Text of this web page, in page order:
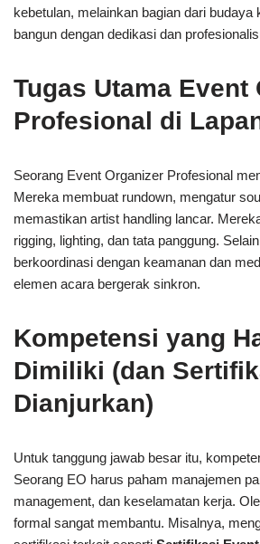
kebetulan, melainkan bagian dari budaya
bangun dengan dedikasi dan
Tugas Utama Event
Profesional di
Seorang Event Organizer Profesional
Mereka membuat rundown, mengatur
memastikan artist handling lancar.
rigging, lighting, dan tata panggung.
berkoordinasi dengan keamanan dan
elemen acara bergerak sinkron.
Kompetensi yang
Dimiliki (dan
Dianjurkan)
Untuk tanggung jawab besar itu,
Seorang EO harus paham manajemen
management, dan keselamatan kerja.
formal sangat membantu. Misalnya,